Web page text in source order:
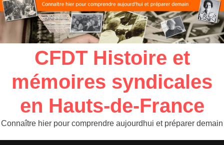
CFDT Histoire et
mémoires syndicales
en Hauts-de-France
Connaître hier pour comprendre aujourdhui et préparer demain